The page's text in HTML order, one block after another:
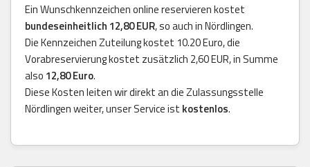
Ein Wunschkennzeichen online reservieren kostet
bundeseinheitlich 12,80 EUR, so auch in Nördlingen.
Die Kennzeichen Zuteilung kostet 10.20 Euro, die
Vorabreservierung kostet zusätzlich 2,60 EUR, in Summe
also 12,80 Euro.
Diese Kosten leiten wir direkt an die Zulassungsstelle
Nördlingen weiter, unser Service ist kostenlos.